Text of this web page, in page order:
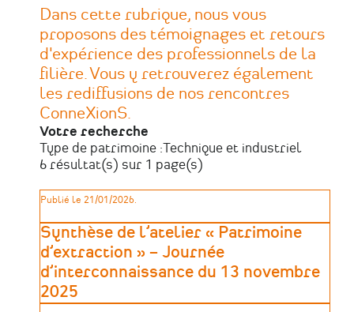
Dans cette rubrique, nous vous
proposons des témoignages et retours
d'expérience des professionnels de la
filière. Vous y retrouverez également
les rediffusions de nos rencontres
ConneXionS.
Votre recherche
Type de patrimoine :Technique et industriel
6 résultat(s) sur 1 page(s)
Publié le 21/01/2026.
Synthèse de l’atelier « Patrimoine
d’extraction » – Journée
d’interconnaissance du 13 novembre
2025